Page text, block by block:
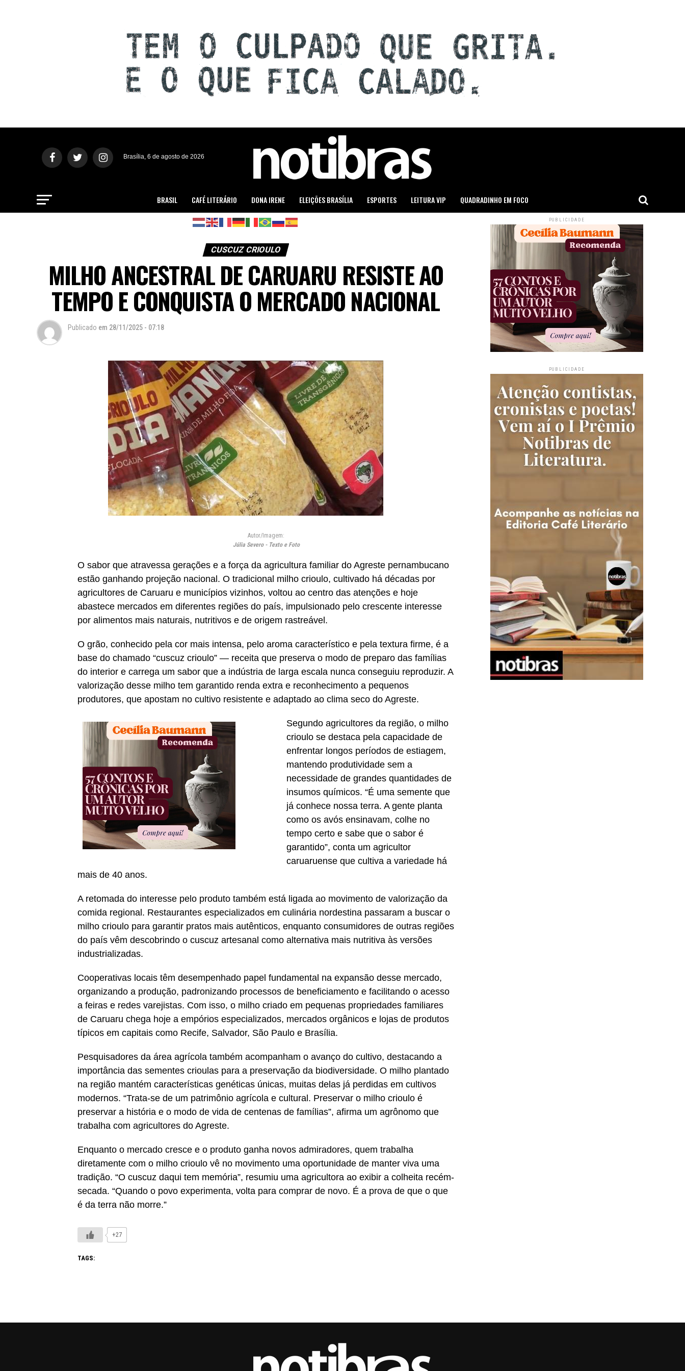
Brasília, 6 de agosto de 2026
BRASIL CAFÉ LITERÁRIO DONA IRENE ELEIÇÕES BRASÍLIA ESPORTES LEITURA VIP QUADRADINHO EM FOCO
CUSCUZ CRIOULO
MILHO ANCESTRAL DE CARUARU RESISTE AO
TEMPO E CONQUISTA O MERCADO NACIONAL
Publicado em 28/11/2025 - 07:18
Autor/Imagem:
Júlia Severo - Texto e Foto
O sabor que atravessa gerações e a força da agricultura familiar do Agreste pernambucano
estão ganhando projeção nacional. O tradicional milho crioulo, cultivado há décadas por
agricultores de Caruaru e municípios vizinhos, voltou ao centro das atenções e hoje
abastece mercados em diferentes regiões do país, impulsionado pelo crescente interesse
por alimentos mais naturais, nutritivos e de origem rastreável.
O grão, conhecido pela cor mais intensa, pelo aroma característico e pela textura firme, é a
base do chamado “cuscuz crioulo” — receita que preserva o modo de preparo das famílias
do interior e carrega um sabor que a indústria de larga escala nunca conseguiu reproduzir. A
valorização desse milho tem garantido renda extra e reconhecimento a pequenos
produtores, que apostam no cultivo resistente e adaptado ao clima seco do Agreste.
Segundo agricultores da região, o milho
crioulo se destaca pela capacidade de
enfrentar longos períodos de estiagem,
mantendo produtividade sem a
necessidade de grandes quantidades de
insumos químicos. “É uma semente que
já conhece nossa terra. A gente planta
como os avós ensinavam, colhe no
tempo certo e sabe que o sabor é
garantido”, conta um agricultor
caruaruense que cultiva a variedade há
mais de 40 anos.
A retomada do interesse pelo produto também está ligada ao movimento de valorização da
comida regional. Restaurantes especializados em culinária nordestina passaram a buscar o
milho crioulo para garantir pratos mais autênticos, enquanto consumidores de outras regiões
do país vêm descobrindo o cuscuz artesanal como alternativa mais nutritiva às versões
industrializadas.
Cooperativas locais têm desempenhado papel fundamental na expansão desse mercado,
organizando a produção, padronizando processos de beneficiamento e facilitando o acesso
a feiras e redes varejistas. Com isso, o milho criado em pequenas propriedades familiares
de Caruaru chega hoje a empórios especializados, mercados orgânicos e lojas de produtos
típicos em capitais como Recife, Salvador, São Paulo e Brasília.
Pesquisadores da área agrícola também acompanham o avanço do cultivo, destacando a
importância das sementes crioulas para a preservação da biodiversidade. O milho plantado
na região mantém características genéticas únicas, muitas delas já perdidas em cultivos
modernos. “Trata-se de um patrimônio agrícola e cultural. Preservar o milho crioulo é
preservar a história e o modo de vida de centenas de famílias”, afirma um agrônomo que
trabalha com agricultores do Agreste.
Enquanto o mercado cresce e o produto ganha novos admiradores, quem trabalha
diretamente com o milho crioulo vê no movimento uma oportunidade de manter viva uma
tradição. “O cuscuz daqui tem memória”, resumiu uma agricultora ao exibir a colheita recém-
secada. “Quando o povo experimenta, volta para comprar de novo. É a prova de que o que
é da terra não morre.”
+27
TAGS:
PUBLICIDADE
PUBLICIDADE